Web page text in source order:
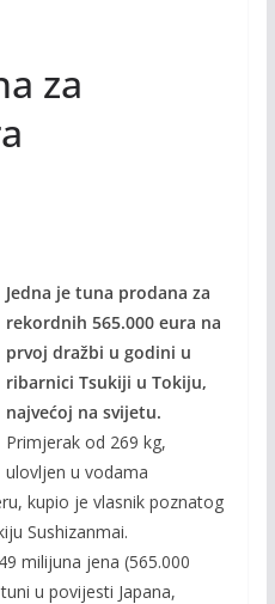
za
Jedna je tuna prodana za
rekordnih 565.000 eura na
prvoj dražbi u godini u
ribarnici Tsukiji u Tokiju,
najvećoj na svijetu.
Primjerak od 269 kg,
ulovljen u vodama
kupio je vlasnik poznatog
Sushizanmai.
milijuna jena (565.000
u povijesti Japana,